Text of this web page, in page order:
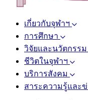
เกี่ยวกับจุฬาฯ
การศึกษา
วิจัยและนวัตกรรม
ชีวิตในจุฬาฯ
บริการสังคม
สาระความรู้และ